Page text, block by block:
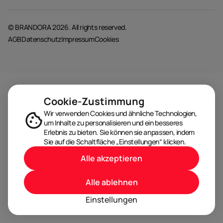
© BRANDORA 2026. All rights reserved.
AGBDatenschutzImpressumCookies
Cookie-Zustimmung
Wir verwenden Cookies und ähnliche Technologien,
um Inhalte zu personalisieren und ein besseres
Erlebnis zu bieten. Sie können sie anpassen, indem
Sie auf die Schaltfläche „Einstellungen“ klicken.
Einstellungen
Alle ablehnen
Alle akzeptieren